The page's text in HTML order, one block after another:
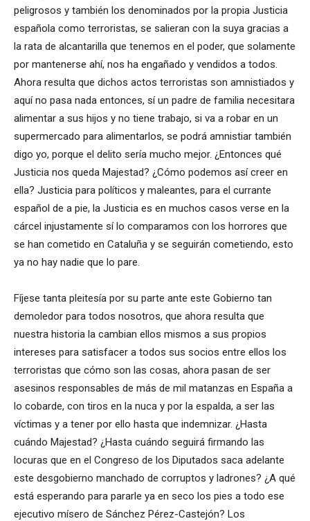
peligrosos y también los denominados por la propia Justicia
española como terroristas, se salieran con la suya gracias a
la rata de alcantarilla que tenemos en el poder, que solamente
por mantenerse ahí, nos ha engañado y vendidos a todos.
Ahora resulta que dichos actos terroristas son amnistiados y
aquí no pasa nada entonces, sí un padre de familia necesitara
alimentar a sus hijos y no tiene trabajo, si va a robar en un
supermercado para alimentarlos, se podrá amnistiar también
digo yo, porque el delito sería mucho mejor. ¿Entonces qué
Justicia nos queda Majestad? ¿Cómo podemos así creer en
ella? Justicia para políticos y maleantes, para el currante
español de a pie, la Justicia es en muchos casos verse en la
cárcel injustamente sí lo comparamos con los horrores que
se han cometido en Cataluña y se seguirán cometiendo, esto
ya no hay nadie que lo pare.
Fíjese tanta pleitesía por su parte ante este Gobierno tan
demoledor para todos nosotros, que ahora resulta que
nuestra historia la cambian ellos mismos a sus propios
intereses para satisfacer a todos sus socios entre ellos los
terroristas que cómo son las cosas, ahora pasan de ser
asesinos responsables de más de mil matanzas en España a
lo cobarde, con tiros en la nuca y por la espalda, a ser las
víctimas y a tener por ello hasta que indemnizar. ¿Hasta
cuándo Majestad? ¿Hasta cuándo seguirá firmando las
locuras que en el Congreso de los Diputados saca adelante
este desgobierno manchado de corruptos y ladrones? ¿A qué
está esperando para pararle ya en seco los pies a todo ese
ejecutivo mísero de Sánchez Pérez-Castejón? Los